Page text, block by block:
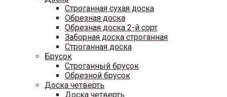
Строганная сухая доска
Обрезная доска
Обрезная доска 2-й сорт
Заборная доска строганная
Строганная доска
Брусок
Строганный брусок
Обрезной брусок
Доска четверть
Доска четверть